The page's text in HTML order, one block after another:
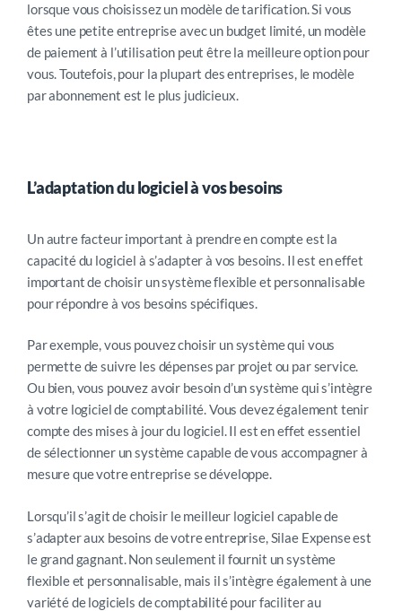
lorsque vous choisissez un modèle de tarification. Si vous
êtes une petite entreprise avec un budget limité, un modèle
de paiement à l’utilisation peut être la meilleure option pour
vous. Toutefois, pour la plupart des entreprises, le modèle
par abonnement est le plus judicieux.
L’adaptation du logiciel à vos besoins
Un autre facteur important à prendre en compte est la
capacité du logiciel à s’adapter à vos besoins. Il est en effet
important de choisir un système flexible et personnalisable
pour répondre à vos besoins spécifiques.
Par exemple, vous pouvez choisir un système qui vous
permette de suivre les dépenses par projet ou par service.
Ou bien, vous pouvez avoir besoin d’un système qui s’intègre
à votre logiciel de comptabilité. Vous devez également tenir
compte des mises à jour du logiciel. Il est en effet essentiel
de sélectionner un système capable de vous accompagner à
mesure que votre entreprise se développe.
Lorsqu’il s’agit de choisir le meilleur logiciel capable de
s’adapter aux besoins de votre entreprise, Silae Expense est
le grand gagnant. Non seulement il fournit un système
flexible et personnalisable, mais il s’intègre également à une
variété de logiciels de comptabilité pour faciliter au